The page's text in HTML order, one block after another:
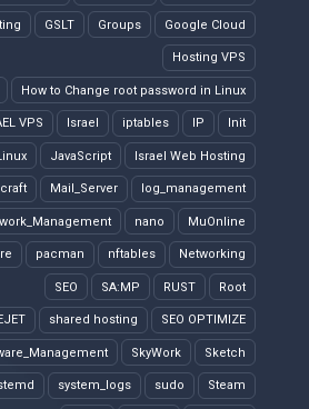
Google Cloud
Groups
GSLT
Hosting VPS
How to Change root password in Linux
Init
IP
iptables
Israel
VPS
Israel Web Hosting
JavaScript
log_management
Mail_Server
MuOnline
nano
Networking
nftables
pacman
Root
RUST
SA:MP
SEO
SEO OPTIMIZE
shared hosting
Sketch
SkyWork
Steam
sudo
system_logs